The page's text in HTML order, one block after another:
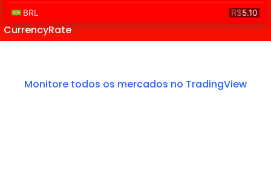
CurrencyRate
Monitore todos os mercados no TradingView